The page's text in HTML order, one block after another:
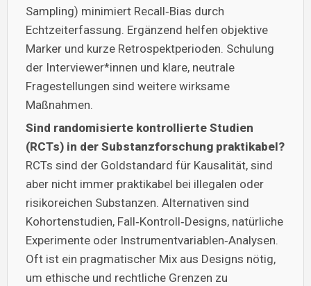
Sampling) minimiert Recall‑Bias durch
Echtzeiterfassung. Ergänzend helfen objektive
Marker und kurze Retrospektperioden. Schulung
der Interviewer*innen und klare, neutrale
Fragestellungen sind weitere wirksame
Maßnahmen.
Sind randomisierte kontrollierte Studien
(RCTs) in der Substanzforschung praktikabel?
RCTs sind der Goldstandard für Kausalität, sind
aber nicht immer praktikabel bei illegalen oder
risikoreichen Substanzen. Alternativen sind
Kohortenstudien, Fall‑Kontroll‑Designs, natürliche
Experimente oder Instrumentvariablen‑Analysen.
Oft ist ein pragmatischer Mix aus Designs nötig,
um ethische und rechtliche Grenzen zu